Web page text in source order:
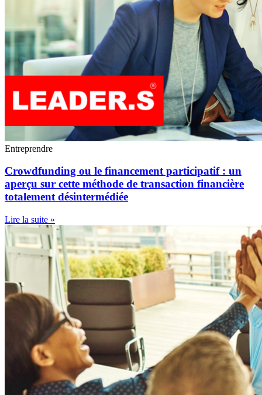
Entreprendre
Crowdfunding ou le financement participatif : un
aperçu sur cette méthode de transaction financière
totalement désintermédiée
Lire la suite »